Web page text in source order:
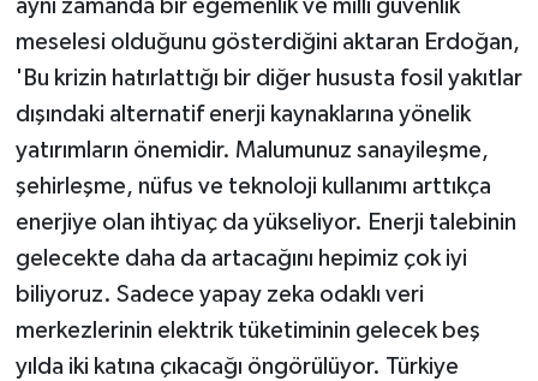
aynı zamanda bir egemenlik ve milli güvenlik
meselesi olduğunu gösterdiğini aktaran Erdoğan,
'Bu krizin hatırlattığı bir diğer hususta fosil yakıtlar
dışındaki alternatif enerji kaynaklarına yönelik
yatırımların önemidir. Malumunuz sanayileşme,
şehirleşme, nüfus ve teknoloji kullanımı arttıkça
enerjiye olan ihtiyaç da yükseliyor. Enerji talebinin
gelecekte daha da artacağını hepimiz çok iyi
biliyoruz. Sadece yapay zeka odaklı veri
merkezlerinin elektrik tüketiminin gelecek beş
yılda iki katına çıkacağı öngörülüyor. Türkiye